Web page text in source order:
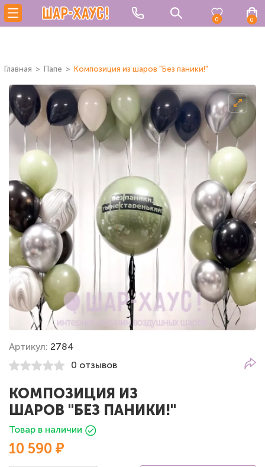
0 0
Главная Папе Композиция из шаров "Без паники!"
Артикул: 2784
0 отзывов
КОМПОЗИЦИЯ ИЗ
ШАРОВ "БЕЗ ПАНИКИ!"
Товар в наличии
10 590 ₽